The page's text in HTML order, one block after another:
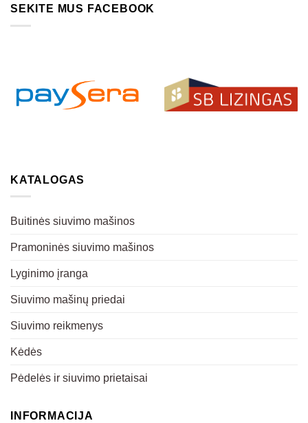
SEKITE MUS FACEBOOK
KATALOGAS
Buitinės siuvimo mašinos
Pramoninės siuvimo mašinos
Lyginimo įranga
Siuvimo mašinų priedai
Siuvimo reikmenys
Kėdės
Pėdelės ir siuvimo prietaisai
INFORMACIJA